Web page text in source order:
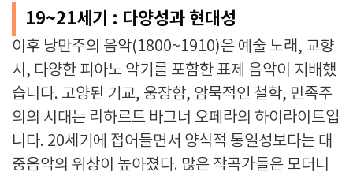
19~21세기 : 다양성과 현대성
이후 낭만주의 음악(1800~1910)은 예술 노래, 교향
시, 다양한 피아노 악기를 포함한 표제 음악이 지배했
습니다. 고양된 기교, 웅장함, 암묵적인 철학, 민족주
의의 시대는 리하르트 바그너 오페라의 하이라이트입
니다. 20세기에 접어들면서 양식적 통일성보다는 대
중음악의 위상이 높아졌다. 많은 작곡가들은 모더니